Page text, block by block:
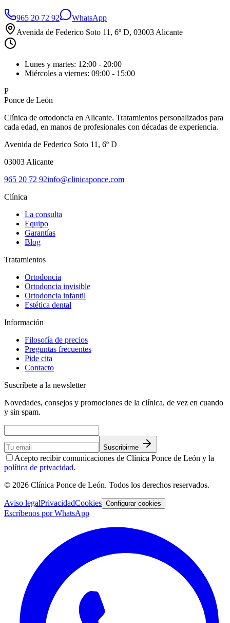
965 20 72 92
WhatsApp
Avenida de Federico Soto 11, 6º D, 03003 Alicante
Lunes y martes: 12:00 - 20:00
Miércoles a viernes: 09:00 - 15:00
P
Ponce de León
Clínica de ortodoncia en Alicante. Tratamientos personalizados para
cada edad, en manos de profesionales con décadas de experiencia.
Avenida de Federico Soto 11, 6º D
03003 Alicante
965 20 72 92info@clinicaponce.com
Clínica
La consulta
Equipo
Garantías
Blog
Tratamientos
Ortodoncia
Ortodoncia invisible
Ortodoncia infantil
Estética dental
Información
Filosofía de precios
Preguntas frecuentes
Pide cita
Contacto
Suscríbete a la newsletter
Novedades, consejos y promociones de la clínica, de vez en cuando
y sin spam.
Suscribirme
Acepto recibir comunicaciones de Clínica Ponce de León y la
política de privacidad.
© 2026 Clínica Ponce de León. Todos los derechos reservados.
Aviso legalPrivacidadCookies Configurar cookies
Escríbenos por WhatsApp